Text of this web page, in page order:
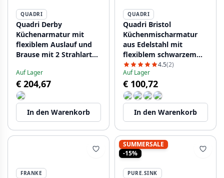
QUADRI
Quadri Derby
Küchenarmatur mit
flexiblem Auslauf und
Brause mit 2 Strahlarten
1208955917
Auf Lager
€ 204,67
In den Warenkorb
QUADRI
Quadri Bristol
Küchenmischarmatur
aus Edelstahl mit
flexiblem schwarzem
Auslauf 1208956026
4.5(2)
Auf Lager
€ 100,72
In den Warenkorb
FRANKE
SUMMERSALE
-15%
PURE.SINK